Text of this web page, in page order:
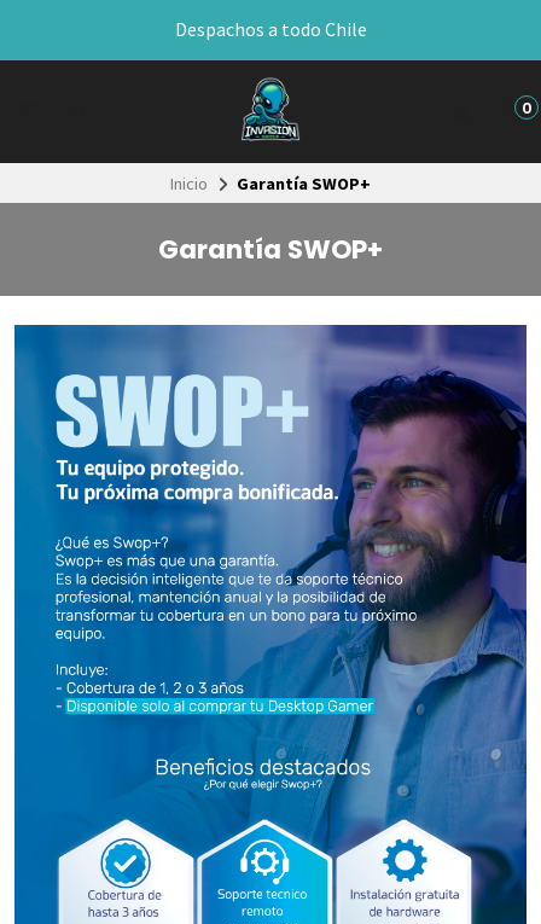
Despachos a todo Chile
0
Inicio Garantía SWOP+
Garantía SWOP+